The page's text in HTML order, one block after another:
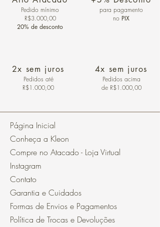
Pedido mínimo
R$3.000,00
20% de desconto
2x sem juros
Pedidos até
R$1.000,00
para pagamento
no PIX
4x sem juros
Pedidos acima
de R$1.000,00
Página Inicial
Conheça a Kleon
Compre no Atacado - Loja Virtual
Instagram
Contato
Garantia e Cuidados
Formas de Envios e Pagamentos
Política de Trocas e Devoluções